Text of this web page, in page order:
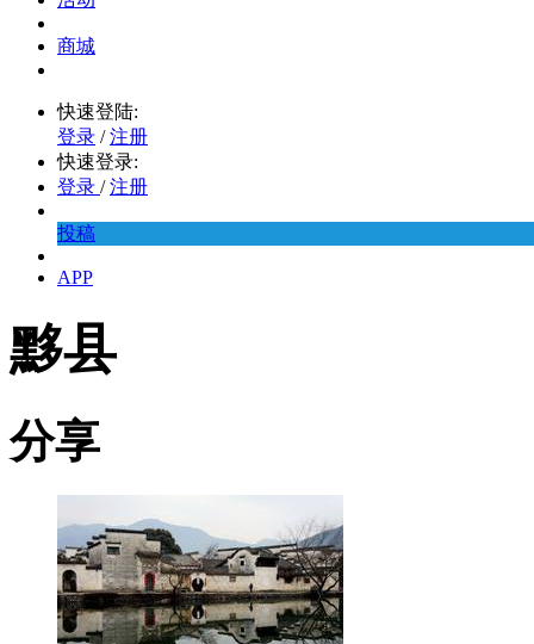
商城
快速登陆:
登录 / 注册
快速登录:
登录 / 注册
投稿
APP
黟县
分享